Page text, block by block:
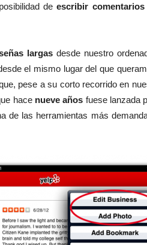
de escribir comentarios
largasdesde nuestro
el mismo lugar del que
pese a su corto recorrido en
hacenueve años fuese lanzada
de las herramientas más